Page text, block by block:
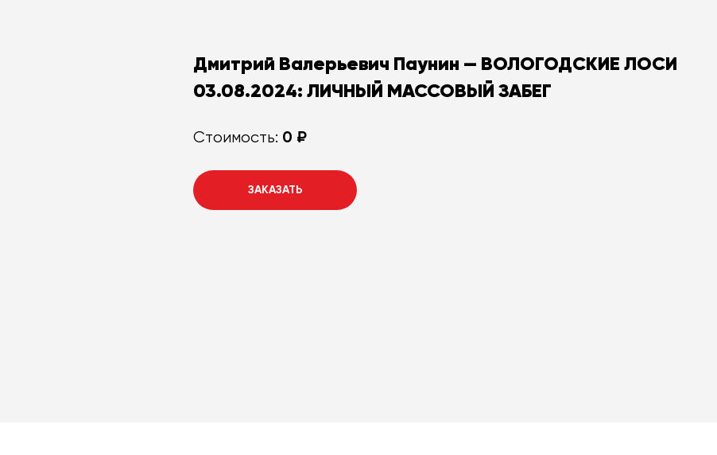
Дмитрий Валерьевич Паунин — ВОЛОГОДСКИЕ ЛОСИ
03.08.2024: ЛИЧНЫЙ МАССОВЫЙ ЗАБЕГ
Стоимость: 0 ₽
ЗАКАЗАТЬ